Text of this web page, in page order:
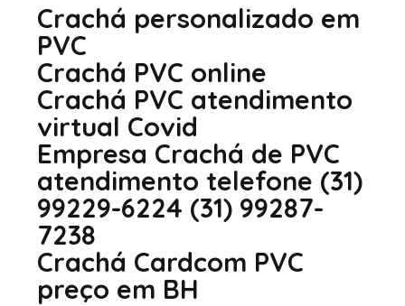
Crachá personalizado em
PVC
Crachá PVC online
Crachá PVC atendimento
virtual Covid
Empresa Crachá de PVC
atendimento telefone (31)
99229-6224 (31) 99287-
7238
Crachá Cardcom PVC
preço em BH